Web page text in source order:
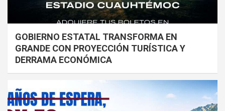
GOBIERNO ESTATAL TRANSFORMA EN
GRANDE CON PROYECCIÓN TURÍSTICA Y
DERRAMA ECONÓMICA